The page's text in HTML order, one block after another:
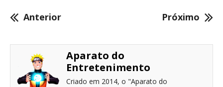
Anterior Próximo
Aparato do
Entretenimento
Criado em 2014, o "Aparato do